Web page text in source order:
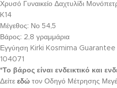
Χρυσό Γυναικείο Δαχτυλίδι
K14
Μέγεθος: Νο 54,5
Βάρος: 2,8 γραμμάρια
Εγγύηση Kirki Kosmima Guarantee
104071
*Το βάρος είναι ενδεικτικό και
Δείτε εδώ τον Οδηγό Μέτρησης